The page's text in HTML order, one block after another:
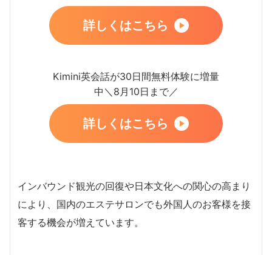
詳しくはこちら
Kimini英会話が30日間無料体験に増量
中＼8月10日まで／
詳しくはこちら
インバウンド観光の回復や日本文化への関心の高まり
により、国内のエステサロンでも外国人のお客様を接
客する機会が増えています。